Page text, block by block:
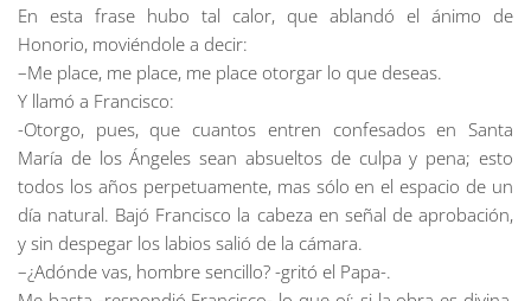
En esta frase hubo tal calor, que ablandó el ánimo de
Honorio, moviéndole a decir:
–Me place, me place, me place otorgar lo que deseas.
Y llamó a Francisco:
-Otorgo, pues, que cuantos entren confesados en Santa
María de los Ángeles sean absueltos de culpa y pena; esto
todos los años perpetuamente, mas sólo en el espacio de un
día natural. Bajó Francisco la cabeza en señal de aprobación,
y sin despegar los labios salió de la cámara.
–¿Adónde vas, hombre sencillo? -gritó el Papa-.